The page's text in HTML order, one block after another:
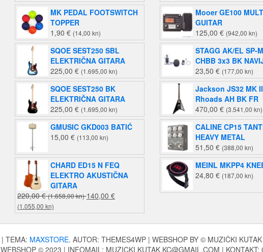
MK PEDAL FOOTSWITCH
TOPPER
1,90 € (14,00 kn)
SQOE SEST250 SBL
ELEKTRIČNA GITARA
225,00 € (1.695,00 kn)
SQOE SEST250 BK
ELEKTRIČNA GITARA
225,00 € (1.695,00 kn)
GMUSIC GKD003 BATIĆ
15,00 € (113,00 kn)
CHARD ED15 N FEQ
ELEKTRO AKUSTIČNA
GITARA
220,00€ (1.658,00 kn)Izvorna
bila
je:
220,00 €
(1.658,00
140,00 €
(1.055,00 kn)
cijena
je:
140,00 €
(1.055,00
Mooer GE100
GUITAR
125,00 € (942,00 kn)
STAGG AK/EL SP-
CHBB 3x3 BK
23,50 € (177,00 kn)
Jackson JS32 MK
Rhoads AH BK FR
470,00 € (3.541,00 kn)
CALINE CP15
HEAVY METAL
51,50 € (388,00 kn)
MEINL MKPP4
24,80 € (187,00 kn)
| TEMA: MAXSTORE. AUTOR: THEMES4WP | WEBSHOP BY © MUZIČKI
WEBSHOP © 2023 | INFOMAIL; MUZICKI.KUTAK.KC@GMAIL.COM | KONTAKT: